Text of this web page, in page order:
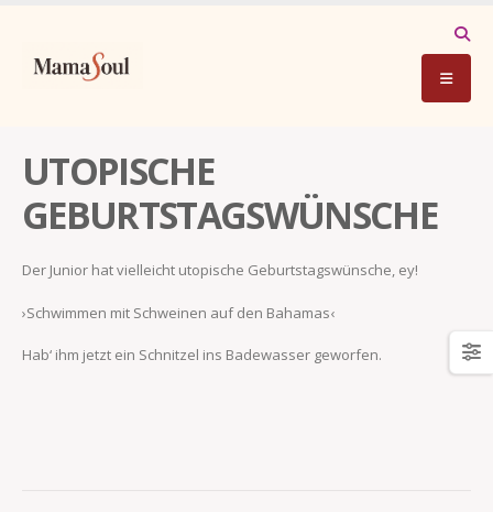
UTOPISCHE
GEBURTSTAGSWÜNSCHE
Der Junior hat vielleicht utopische Geburtstagswünsche, ey!
›Schwimmen mit Schweinen auf den Bahamas‹
Hab‘ ihm jetzt ein Schnitzel ins Badewasser geworfen.